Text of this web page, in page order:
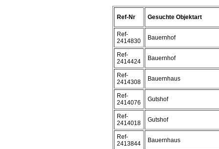
Ref-Nr Gesuchte Objektart
Ref-
2414830
Bauernhof
Ref-
2414424
Bauernhof
Ref-
2414308
Bauernhaus
Ref-
2414076
Gutshof
Ref-
2414018
Gutshof
Ref-
2413844
Bauernhaus